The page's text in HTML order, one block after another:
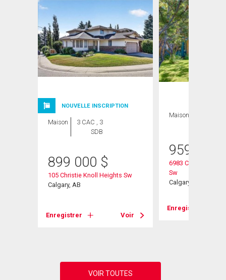
NOUVELLE INSCRIPTION
Maison
3 CAC , 3
SDB
899 000 $
105 Christie Knoll Heights Sw
Calgary, AB
Enregistrer Voir
Maison
959 000
6983 Christie
Sw
Calgary, AB
Enregistrer